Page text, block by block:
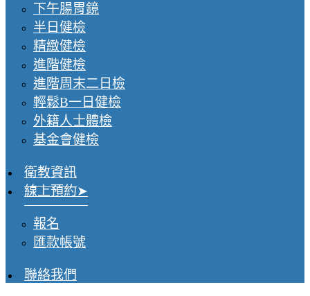
下午腸胃鏡
半日健檢
精緻健檢
進階健檢
進階周末二日檢
輕鬆B一日健檢
外籍人士體檢
基金會健檢
衛教資訊
線上預約
報名
匯款帳號
聯絡我們